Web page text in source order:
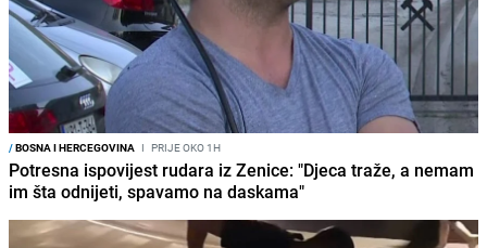
/BOSNA I HERCEGOVINA I PRIJE OKO 1H
Potresna ispovijest rudara iz Zenice: "Djeca traže, a nemam
im šta odnijeti, spavamo na daskama"